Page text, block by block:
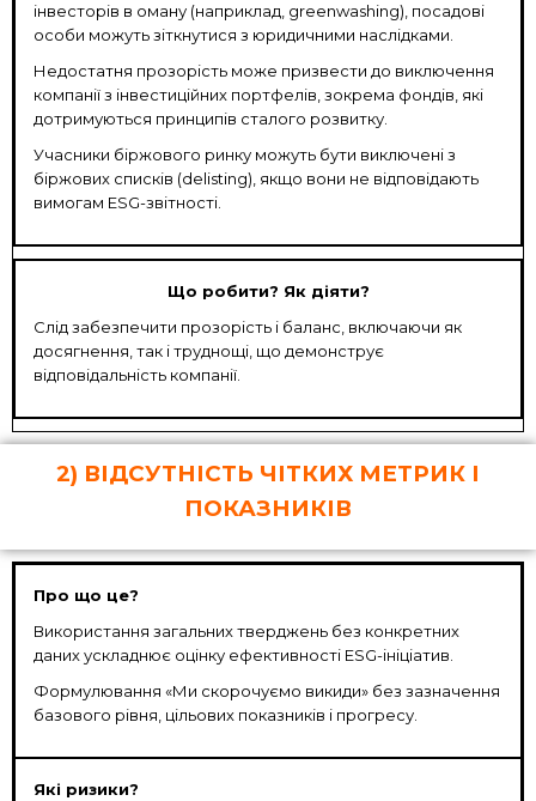
інвесторів в оману (наприклад, greenwashing), посадові
особи можуть зіткнутися з юридичними наслідками.
Недостатня прозорість може призвести до виключення
компанії з інвестиційних портфелів, зокрема фондів, які
дотримуються принципів сталого розвитку.
Учасники біржового ринку можуть бути виключені з
біржових списків (delisting), якщо вони не відповідають
вимогам ESG-звітності.
Що робити? Як діяти?
Слід забезпечити прозорість і баланс, включаючи як
досягнення, так і труднощі, що демонструє
відповідальність компанії.
2) ВІДСУТНІСТЬ ЧІТКИХ МЕТРИК І
ПОКАЗНИКІВ
Про що це?
Використання загальних тверджень без конкретних
даних ускладнює оцінку ефективності ESG-ініціатив.
Формулювання «Ми скорочуємо викиди» без зазначення
базового рівня, цільових показників і прогресу.
Які ризики?